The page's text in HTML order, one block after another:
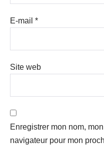
E-mail *
Site web
Enregistrer mon nom,
navigateur pour mon